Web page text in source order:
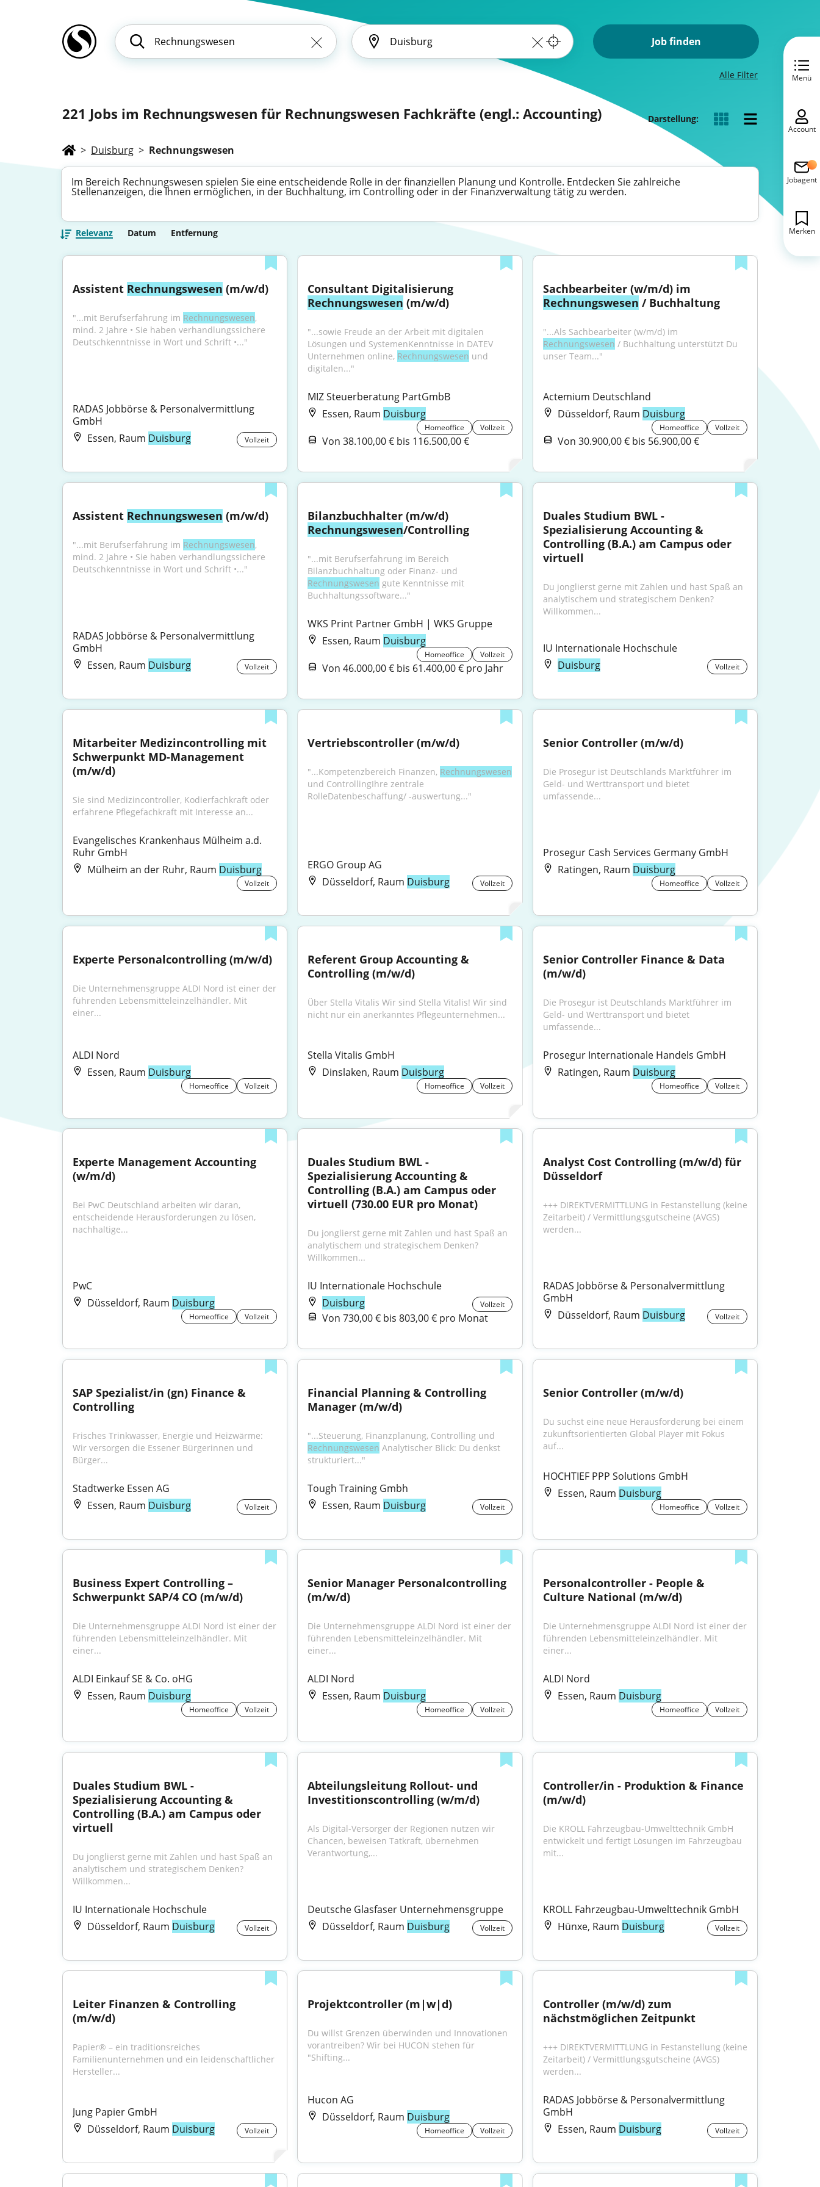
Job finden
Alle Filter
221 Jobs im Rechnungswesen für Rechnungswesen Fachkräfte (engl.: Accounting) Darstellung:
> Duisburg > Rechnungswesen
Im Bereich Rechnungswesen spielen Sie eine entscheidende Rolle in der finanziellen Planung und Kontrolle. Entdecken Sie zahlreiche
Stellenanzeigen, die Ihnen ermöglichen, in der Buchhaltung, im Controlling oder in der Finanzverwaltung tätig zu werden.
Relevanz Datum Entfernung
Assistent Rechnungswesen (m/w/d)
"...mit Berufserfahrung im Rechnungswesen,
mind. 2 Jahre • Sie haben verhandlungssichere
Deutschkenntnisse in Wort und Schrift •..."
RADAS Jobbörse & Personalvermittlung
GmbH
Essen, Raum Duisburg Vollzeit
Rechnungswesen (m/w/d)
"...sowie Freude an der Arbeit mit digitalen
Lösungen und SystemenKenntnisse in DATEV
Unternehmen online, Rechnungswesen und
digitalen..."
MIZ Steuerberatung PartGmbB
Essen, Raum Duisburg
Homeoffice Vollzeit
Von 38.100,00 € bis 116.500,00 €
Rechnungswesen / Buchhaltung
Rechnungswesen / Buchhaltung unterstützt Du
unser Team..."
Actemium Deutschland
Düsseldorf, Raum Duisburg
Homeoffice Vollzeit
Von 30.900,00 € bis 56.900,00 €
Assistent Rechnungswesen (m/w/d)
"...mit Berufserfahrung im Rechnungswesen,
mind. 2 Jahre • Sie haben verhandlungssichere
Deutschkenntnisse in Wort und Schrift •..."
RADAS Jobbörse & Personalvermittlung
GmbH
Essen, Raum Duisburg Vollzeit
Rechnungswesen/Controlling
"...mit Berufserfahrung im Bereich
Rechnungswesen gute Kenntnisse mit
Buchhaltungssoftware..."
WKS Print Partner GmbH | WKS Gruppe
Essen, Raum Duisburg
Homeoffice Vollzeit
Von 46.000,00 € bis 61.400,00 € pro Jahr
Duales Studium BWL -
Spezialisierung Accounting &
Controlling (B.A.) am Campus oder
virtuell
Du jonglierst gerne mit Zahlen und hast Spaß an
analytischem und strategischem Denken?
Willkommen...
IU Internationale Hochschule
Duisburg
Vollzeit
Mitarbeiter Medizincontrolling mit
Schwerpunkt MD-Management
(m/w/d)
Sie sind Medizincontroller, Kodierfachkraft oder
erfahrene Pflegefachkraft mit Interesse an...
Evangelisches Krankenhaus Mülheim a.d.
Ruhr GmbH
Mülheim an der Ruhr, Raum Duisburg
Vollzeit
Vertriebscontroller (m/w/d)
"...Kompetenzbereich Finanzen, Rechnungswesen
und ControllingIhre zentrale
RolleDatenbeschaffung/ -auswertung..."
ERGO Group AG
Düsseldorf, Raum Duisburg Vollzeit
Senior Controller (m/w/d)
Die Prosegur ist Deutschlands Marktführer im
Geld- und Werttransport und bietet
umfassende...
Prosegur Cash Services Germany GmbH
Ratingen, Raum Duisburg
Homeoffice Vollzeit
Experte Personalcontrolling (m/w/d)
Die Unternehmensgruppe ALDI Nord ist einer der
führenden Lebensmitteleinzelhändler. Mit
einer...
ALDI Nord
Essen, Raum Duisburg
Homeoffice Vollzeit
Referent Group Accounting &
Controlling (m/w/d)
Über Stella Vitalis Wir sind Stella Vitalis! Wir sind
nicht nur ein anerkanntes Pflegeunternehmen...
Stella Vitalis GmbH
Dinslaken, Raum Duisburg
Homeoffice Vollzeit
Senior Controller Finance & Data
(m/w/d)
Die Prosegur ist Deutschlands Marktführer im
Geld- und Werttransport und bietet
umfassende...
Prosegur Internationale Handels GmbH
Ratingen, Raum Duisburg
Homeoffice Vollzeit
Experte Management Accounting
(w/m/d)
Bei PwC Deutschland arbeiten wir daran,
entscheidende Herausforderungen zu lösen,
nachhaltige...
PwC
Düsseldorf, Raum Duisburg
Homeoffice Vollzeit
Duales Studium BWL -
Spezialisierung Accounting &
Controlling (B.A.) am Campus oder
virtuell (730.00 EUR pro Monat)
Du jonglierst gerne mit Zahlen und hast Spaß an
analytischem und strategischem Denken?
Willkommen...
IU Internationale Hochschule
Duisburg
Vollzeit
Von 730,00 € bis 803,00 € pro Monat
Analyst Cost Controlling (m/w/d) für
Düsseldorf
+++ DIREKTVERMITTLUNG in Festanstellung (keine
Zeitarbeit) / Vermittlungsgutscheine (AVGS)
werden...
RADAS Jobbörse & Personalvermittlung
GmbH
Düsseldorf, Raum Duisburg Vollzeit
SAP Spezialist/in (gn) Finance &
Controlling
Frisches Trinkwasser, Energie und Heiz­wärme:
Wir ver­sorgen die Essener Bürgerinnen und
Bürger...
Stadtwerke Essen AG
Essen, Raum Duisburg Vollzeit
Financial Planning & Controlling
Manager (m/w/d)
Rechnungswesen Analytischer Blick: Du denkst
strukturiert..."
Tough Training Gmbh
Essen, Raum Duisburg Vollzeit
Senior Controller (m/w/d)
Du suchst eine neue Herausforderung bei einem
zukunftsorientierten Global Player mit Fokus
auf...
HOCHTIEF PPP Solutions GmbH
Essen, Raum Duisburg
Homeoffice Vollzeit
Business Expert Controlling –
Schwerpunkt SAP/4 CO (m/w/d)
Die Unternehmensgruppe ALDI Nord ist einer der
führenden Lebensmitteleinzelhändler. Mit
einer...
ALDI Einkauf SE & Co. oHG
Essen, Raum Duisburg
Homeoffice Vollzeit
Senior Manager Personalcontrolling
(m/w/d)
Die Unternehmensgruppe ALDI Nord ist einer der
führenden Lebensmitteleinzelhändler. Mit
einer...
ALDI Nord
Essen, Raum Duisburg
Homeoffice Vollzeit
Personalcontroller - People &
Culture National (m/w/d)
Die Unternehmensgruppe ALDI Nord ist einer der
führenden Lebensmitteleinzelhändler. Mit
einer...
ALDI Nord
Essen, Raum Duisburg
Homeoffice Vollzeit
Duales Studium BWL -
Spezialisierung Accounting &
Controlling (B.A.) am Campus oder
virtuell
Du jonglierst gerne mit Zahlen und hast Spaß an
analytischem und strategischem Denken?
Willkommen...
IU Internationale Hochschule
Düsseldorf, Raum Duisburg Vollzeit
Abteilungsleitung Rollout- und
Investitionscontrolling (w/m/d)
Als Digital-Versorger der Regionen nutzen wir
Chancen, beweisen Tatkraft, übernehmen
Verantwortung,...
Deutsche Glasfaser Unternehmensgruppe
Düsseldorf, Raum Duisburg Vollzeit
Controller/in - Produktion & Finance
(m/w/d)
Die KROLL Fahrzeugbau-Umwelttechnik GmbH
entwickelt und fertigt Lösungen im Fahrzeugbau
mit...
KROLL Fahrzeugbau-Umwelttechnik GmbH
Hünxe, Raum Duisburg Vollzeit
Leiter Finanzen & Controlling
(m/w/d)
Papier® – ein traditionsreiches
Familienunternehmen und ein leidenschaftlicher
Hersteller...
Jung Papier GmbH
Düsseldorf, Raum Duisburg Vollzeit
Projektcontroller (m|w|d)
Du willst Grenzen überwinden und Innovationen
vorantreiben? Wir bei HUCON stehen für
"Shifting...
Hucon AG
Düsseldorf, Raum Duisburg
Homeoffice Vollzeit
Controller (m/w/d) zum
nächstmöglichen Zeitpunkt
+++ DIREKTVERMITTLUNG in Festanstellung (keine
Zeitarbeit) / Vermittlungsgutscheine (AVGS)
werden...
RADAS Jobbörse & Personalvermittlung
GmbH
Essen, Raum Duisburg Vollzeit
Menü
Account
Jobagent
Merken